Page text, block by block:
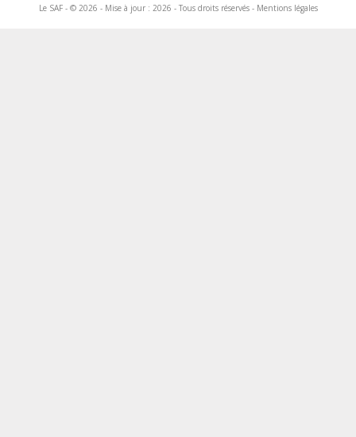
Le SAF - © 2026 - Mise à jour : 2026 - Tous droits réservés - Mentions légales